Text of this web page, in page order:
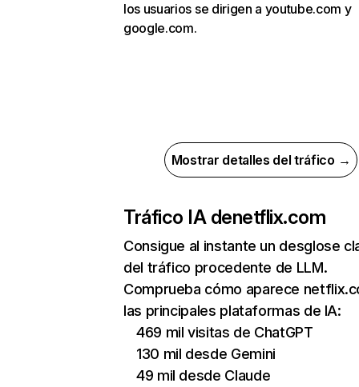
los usuarios se dirigen a youtube.com y
google.com.
Mostrar detalles del tráfico →
Tráfico IA denetflix.com
Consigue al instante un desglose
del tráfico procedente de LLM.
Comprueba cómo aparece
las principales plataformas de IA:
469 mil visitas de ChatGPT
130 mil desde Gemini
49 mil desde Claude